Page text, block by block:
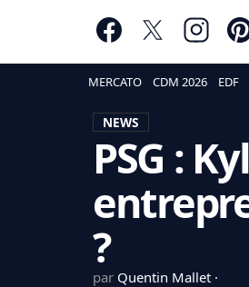
MERCATO CDM 2026 EDF
NEWS
PSG :
?
par Quentin Mallet